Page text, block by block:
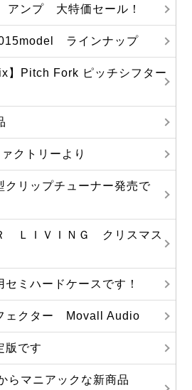
ンプ 大特価セール！
ラインナップ
】Pitch Fork ピッチシフター
クトリーより
リップチューナー発売で
ＬＩＶＩＮＧ クリスマス
ミハードケースです！
ェクター Movall Audio
版です
らマニアックな新商品